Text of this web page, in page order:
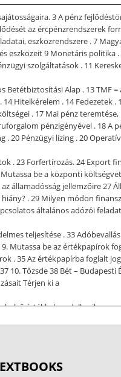
3 A pénz
az ércpénzrendszerek
eszközrendszere . 7
eszközeit 9 Monetáris politika
szolgáltatások . 11
Betétbiztosítási Alap . 13 TMF
Hitelkérelem . 14 Fedezetek .
. 17 Mai pénz
pénzigényével . 18 A
20 Pénzügyi lízing . 20 Operatív
. 23 Forfertírozás. 24 Export
be a központi
államadósság jellemzőire 27
. 29 Milyen módon
általános adózói
teljesítése . 33
Mutassa be az értékpapírok
. 35 Az értékpapírba foglalt
10. Tőzsde 38 Bét –
Térjen ki a
belső értékkel rendelkezik
igazodik - a pénzt az